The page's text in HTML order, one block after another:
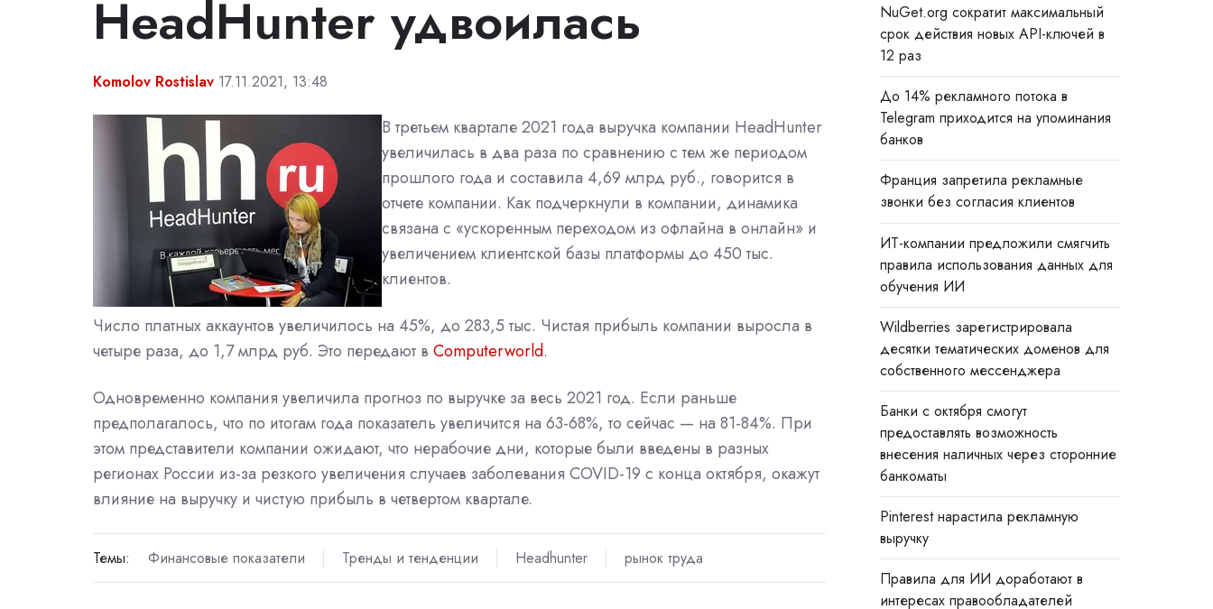
HeadHunter удвоилась
Komolov Rostislav 17.11.2021, 13:48
В третьем квартале 2021 года выручка компании HeadHunter
увеличилась в два раза по сравнению с тем же периодом
прошлого года и составила 4,69 млрд руб., говорится в
отчете компании. Как подчеркнули в компании, динамика
связана с «ускоренным переходом из офлайна в онлайн» и
увеличением клиентской базы платформы до 450 тыс.
клиентов.
Число платных аккаунтов увеличилось на 45%, до 283,5 тыс. Чистая прибыль компании выросла в
четыре раза, до 1,7 млрд руб. Это передают в Computerworld.
Одновременно компания увеличила прогноз по выручке за весь 2021 год. Если раньше
предполагалось, что по итогам года показатель увеличится на 63-68%, то сейчас — на 81-84%. При
этом представители компании ожидают, что нерабочие дни, которые были введены в разных
регионах России из-за резкого увеличения случаев заболевания COVID-19 с конца октября, окажут
влияние на выручку и чистую прибыль в четвертом квартале.
Темы: Финансовые показатели Тренды и тенденции Headhunter рынок труда
NuGet.org сократит максимальный
срок действия новых API-ключей в
12 раз
До 14% рекламного потока в
Telegram приходится на упоминания
банков
Франция запретила рекламные
звонки без согласия клиентов
ИТ-компании предложили смягчить
правила использования данных для
обучения ИИ
Wildberries зарегистрировала
десятки тематических доменов для
собственного мессенджера
Банки с октября смогут
предоставлять возможность
внесения наличных через сторонние
банкоматы
Pinterest нарастила рекламную
выручку
Правила для ИИ доработают в
интересах правообладателей